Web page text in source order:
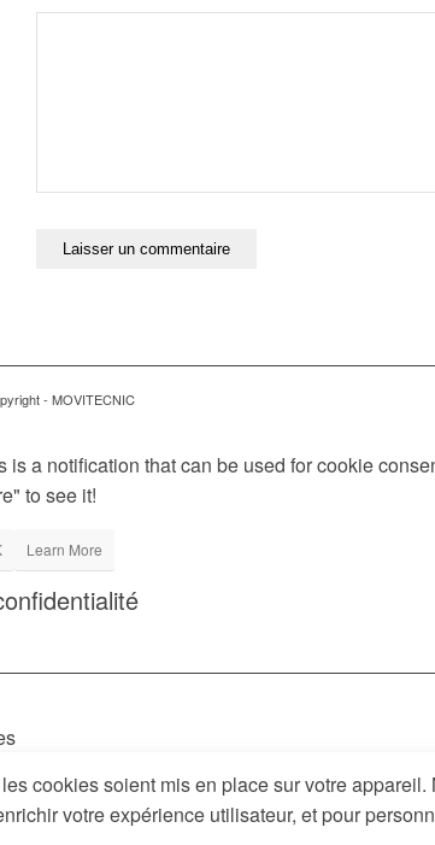
- MOVITECNIC
is a notification that can be used for cookie
to see it!
Learn More
cookies soient mis en place sur votre
votre expérience utilisateur, et pour